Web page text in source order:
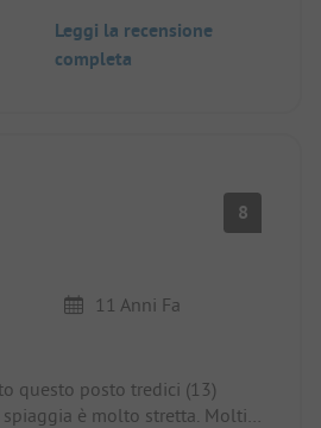
ok. 5 anni fa, questo era
migliore in Grecia.
Leggi la recensione
completa
8
11 Anni Fa
questo posto tredici (13)
è molto stretta. Molti